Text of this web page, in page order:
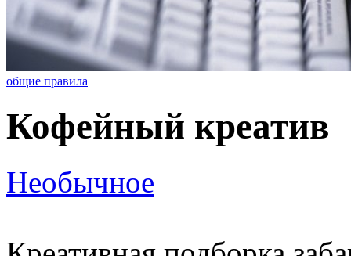
общие правила
Кофейный креатив
Необычное